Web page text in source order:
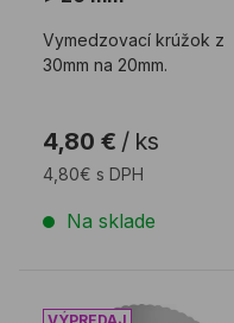
Vymedzovací krúžok z
30mm na 20mm.
4,80 € / ks
4,80€ s DPH
Na sklade
Vymedzovací